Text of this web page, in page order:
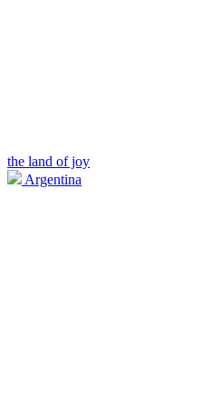
the land of joy
Argentina